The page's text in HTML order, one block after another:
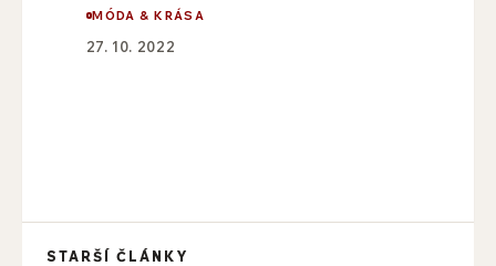
MÓDA & KRÁSA
27. 10. 2022
STARŠÍ ČLÁNKY